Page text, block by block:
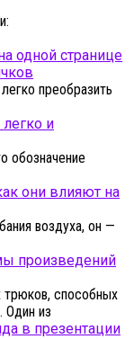
одной странице
преобразить
и
обозначение
они влияют на
воздуха, он —
произведений
трюков, способных
Один из
в презентации